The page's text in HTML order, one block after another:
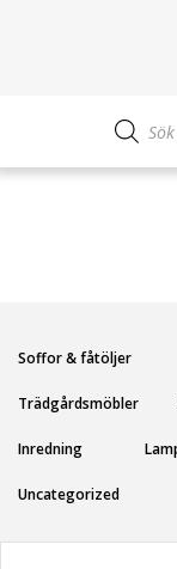
Soffor & fåtöljer
Trädgårdsmöbler
Inredning
Uncategorized